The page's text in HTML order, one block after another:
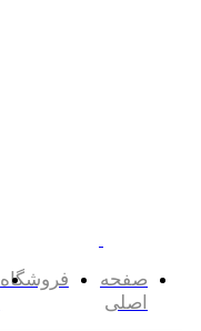
صفحه
اصلی
فروشگاه